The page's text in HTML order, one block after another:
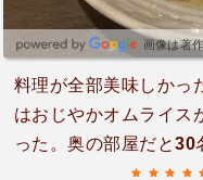
画像は著
料理が全部美味しかっ
はおじやかオムライス
った。奥の部屋だと30